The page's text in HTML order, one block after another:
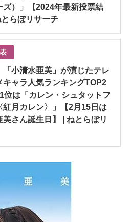
ズ）」【2024年最新投票結
らぼリサーチ
「小清水亜美」が演じたテレ
キャラ人気ランキングTOP2
は「カレン・シュタットフ
紅月カレン〉」【2月15日は
美さん誕生日】 | ねとらぼリ